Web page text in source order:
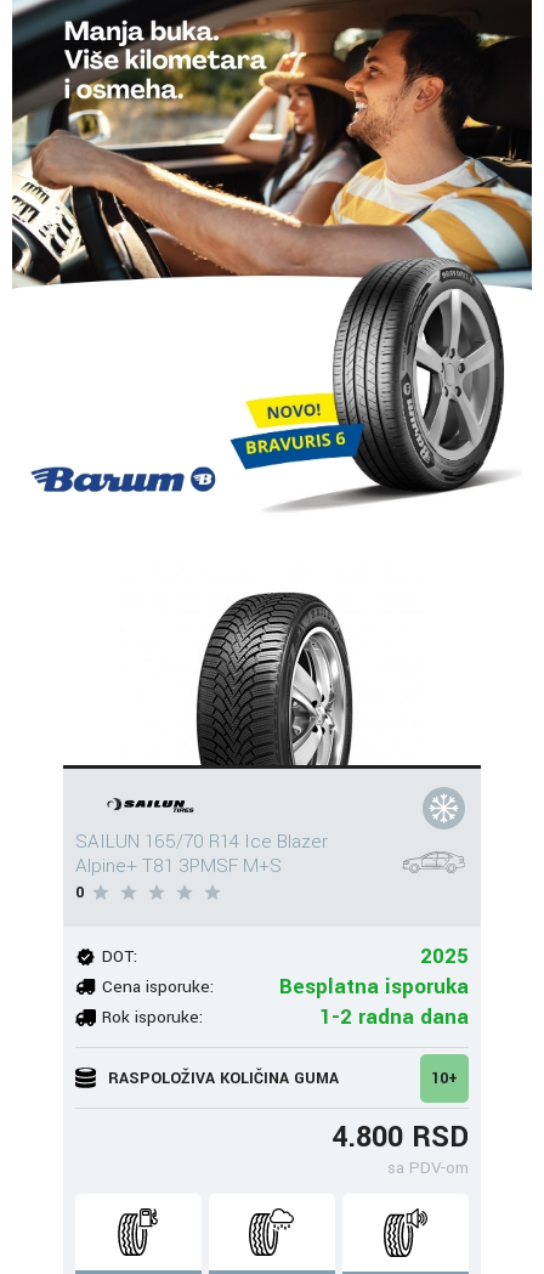
SAILUN 165/70 R14 Ice Blazer
Alpine+ T81 3PMSF M+S
0
DOT: 2025
Cena isporuke: Besplatna isporuka
Rok isporuke: 1-2 radna dana
RASPOLOŽIVA KOLIČINA GUMA 10+
4.800 RSD
sa PDV-om